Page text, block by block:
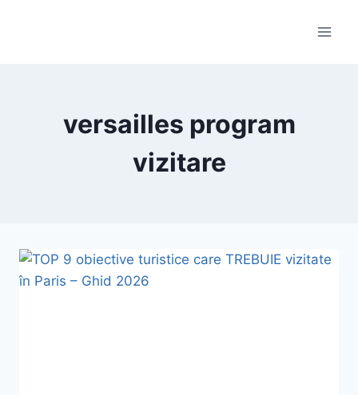
versailles program
vizitare